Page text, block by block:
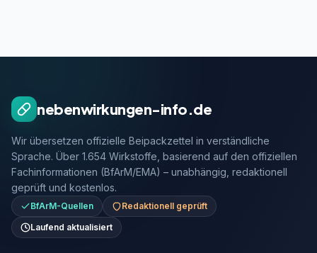
nebenwirkungen-info.de
Wir übersetzen offizielle Beipackzettel in verständliche
Sprache. Über 1.654 Wirkstoffe, basierend auf den offiziellen
Fachinformationen (BfArM/EMA) – unabhängig, redaktionell
geprüft und kostenlos.
BfArM-Quellen
Redaktionell geprüft
Laufend aktualisiert